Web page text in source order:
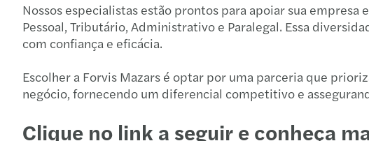
Nossos especialistas estão prontos para apoiar sua
Pessoal, Tributário, Administrativo e Paralegal. Essa
com confiança e eficácia.
Escolher a Forvis Mazars é optar por uma parceria que
negócio, fornecendo um diferencial competitivo e
Clique no link a seguir e conheça